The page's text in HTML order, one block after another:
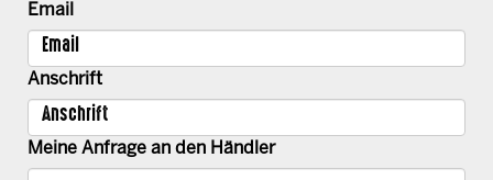
Email
Anschrift
Meine Anfrage an den Händler